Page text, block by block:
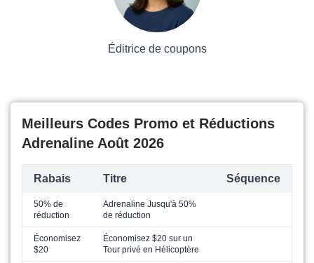
Éditrice de coupons
Meilleurs Codes Promo et Réductions
Adrenaline Août 2026
Rabais Titre Séquence
50% de
réduction
Adrenaline Jusqu'à 50%
de réduction
Économisez
$20
Économisez $20 sur un
Tour privé en Hélicoptère